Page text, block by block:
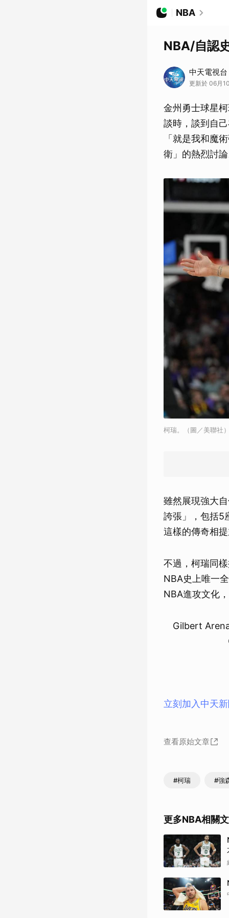
NBA
NBA/自認
中天電視台
更新於 06月
金州勇士球星
談時，談到自
「就是我和魔
衛」的熱烈討
柯瑞。（圖／美聯社
雖然展現強大
誇張」，包括5
這樣的傳奇相
不過，柯瑞同
NBA史上唯一
NBA進攻文化
Gilbert
立刻加入中天
查看原始文章
#柯瑞 #強
更多NBA相關